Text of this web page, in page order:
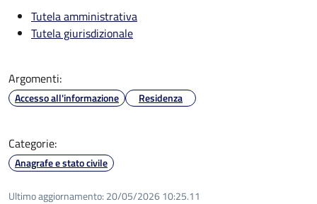
Tutela amministrativa
Tutela giurisdizionale
Argomenti:
Accesso all'informazione Residenza
Categorie:
Anagrafe e stato civile
Ultimo aggiornamento: 20/05/2026 10:25.11